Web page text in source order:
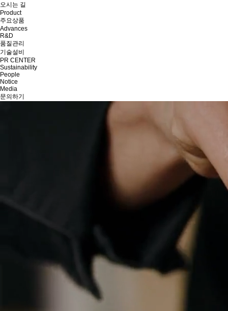
오시는 길
Product
주요상품
Advances
R&D
품질관리
기술설비
PR CENTER
Sustainability
People
Notice
Media
문의하기